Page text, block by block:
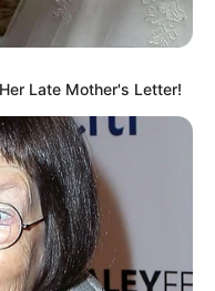
copos feito com
copos feito com
velhos
Late Mother's Letter!